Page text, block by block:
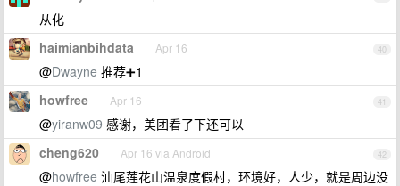
从化
40
haimianbihdata Apr 16
@Dwayne 推荐➕1
41
howfree Apr 16
@yiranw09 感谢，美团看了下还可以
42
cheng620 Apr 16 via Android
@howfree 汕尾莲花山温泉度假村，环境好，人少，就是周边没